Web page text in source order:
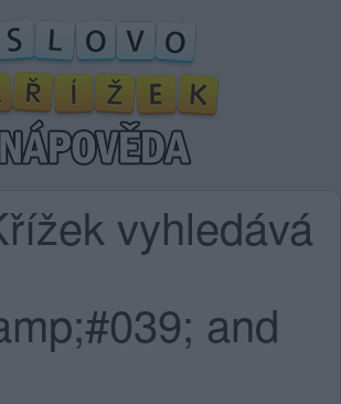
vyhledává
and